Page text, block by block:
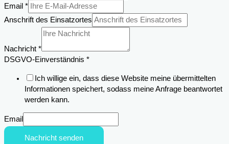
Name
DSGVO-
Einverständnis
Email *
Anschrift des Einsatzortes
Nachricht *
DSGVO-Einverständnis *
Ich willige ein, dass diese Website meine übermittelten
Informationen speichert, sodass meine Anfrage beantwortet
werden kann.
Email
Nachricht senden